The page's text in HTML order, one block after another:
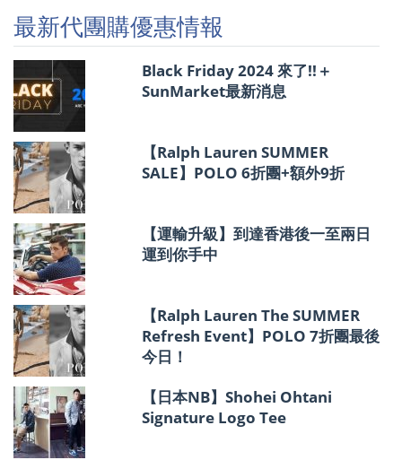
優
惠
情
報
最新代團購優惠情報
Black Friday 2024 來了!!＋
SunMarket最新消息
【Ralph Lauren SUMMER
SALE】POLO 6折團+額外9折
【運輸升級】到達香港後一至兩日
運到你手中
【Ralph Lauren The SUMMER
Refresh Event】POLO 7折團最後
今日！
【日本NB】Shohei Ohtani
Signature Logo Tee